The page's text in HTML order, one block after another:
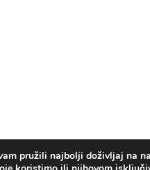
pružili najbolji doživljaj na